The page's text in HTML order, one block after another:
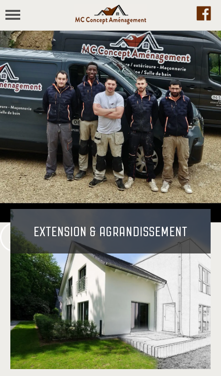
EXTENSION & AGRANDISSEMENT